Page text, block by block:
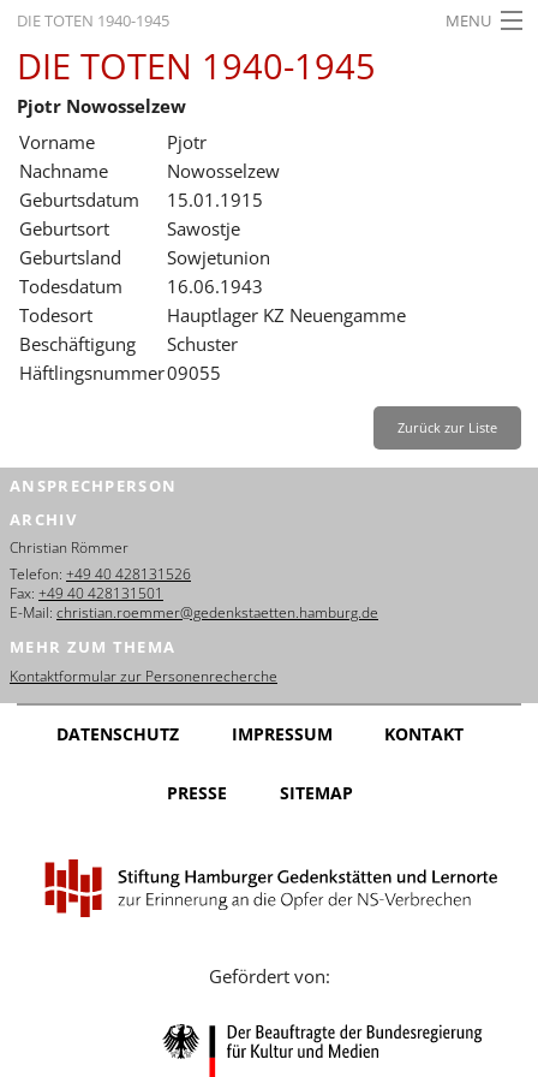
DIE TOTEN 1940-1945 MENU
STARTSEITE
AKTUELLES
AUSSTELLUNGEN
GESCHICHTE
BILDUNG
FORSCHUNG
SERVICE
Français
Dansk
Español
Nederlands
Português
Русский
Leichte Sprache
DIE TOTEN 1940-1945
Pjotr Nowosselzew
Vorname
Pjotr
Nachname
Nowosselzew
Geburtsdatum
15.01.1915
Geburtsort
Sawostje
Geburtsland
Sowjetunion
Todesdatum
16.06.1943
Todesort
Hauptlager KZ Neuengamme
Beschäftigung
Schuster
Häftlingsnummer09055
Zurück zur Liste
ANSPRECHPERSON
ARCHIV
Christian Römmer
Telefon: +49 40 428131526
Fax: +49 40 428131501
E-Mail: christian.roemmer@gedenkstaetten.hamburg.de
MEHR ZUM THEMA
Kontaktformular zur Personenrecherche
DATENSCHUTZ IMPRESSUM KONTAKT
PRESSE SITEMAP
Gefördert von: